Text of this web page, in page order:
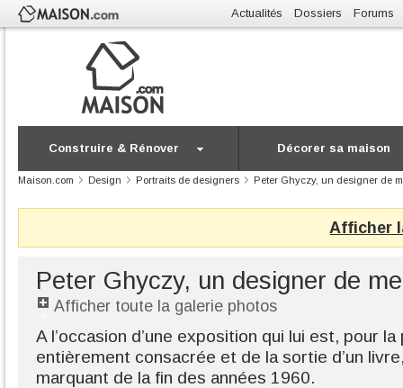
Actualités Dossiers Forums
Construire & Rénover Décorer sa maison
Maison.com Design Portraits de designers Peter Ghyczy, un designer de
Afficher
Peter Ghyczy, un designer de
Afficher toute la galerie photos
A l’occasion d’une exposition qui lui est, pour
entièrement consacrée et de la sortie d’un
marquant de la fin des années 1960.